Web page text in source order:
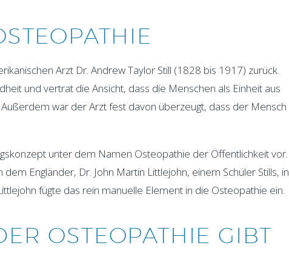
Arzt Dr. Andrew Taylor Still (1828 bis 1917) zurück.
und vertrat die Ansicht, dass die Menschen als Einheit aus
war der Arzt fest davon überzeugt, dass der Mensch
unter dem Namen Osteopathie der Öffentlichkeit vor.
Engländer, Dr. John Martin Littlejohn, einem Schüler Stills, in
fügte das rein manuelle Element in die Osteopathie ein.
OSTEOPATHIE GIBT